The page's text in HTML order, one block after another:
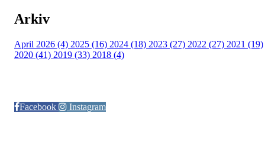
Arkiv
April 2026 (4) 2025 (16) 2024 (18) 2023 (27) 2022 (27) 2021 (19)
2020 (41) 2019 (33) 2018 (4)
Facebook
Instagram